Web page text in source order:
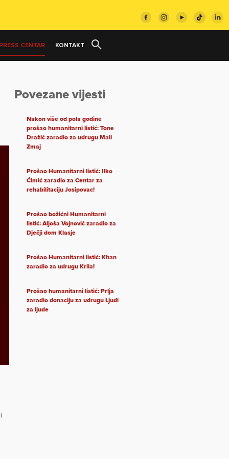
PRESS CENTAR KONTAKT
Povezane vijesti
Nakon više od pola godine
prošao humanitarni listić: Tone
Dražić zaradio za udrugu Mali
Zmaj
Prošao Humanitarni listić: Ilko
Ćimić zaradio za Centar za
rehabilitaciju Josipovac!
Prošao božićni Humanitarni
listić: Aljoša Vojnović zaradio za
Dječji dom Klasje
Prošao Humanitarni listić: Khan
zaradio za udrugu Krila!
Prošao humanitarni listić: Prlja
zaradio donaciju za udrugu Ljudi
za ljude